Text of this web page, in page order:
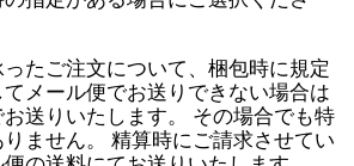
たご注文について、梱包時に規定
メール便でお送りできない場合は
送りいたします。 その場合でも特
ません。 精算時にご請求させてい